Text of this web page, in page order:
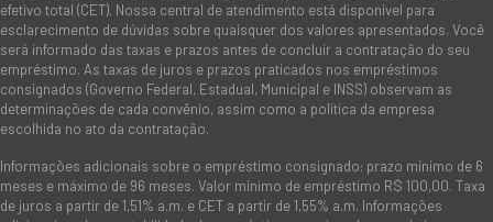
efetivo total (CET). Nossa central de atendimento está disponível para
esclarecimento de dúvidas sobre quaisquer dos valores apresentados. Você
será informado das taxas e prazos antes de concluir a contratação do seu
empréstimo. As taxas de juros e prazos praticados nos empréstimos
consignados (Governo Federal, Estadual, Municipal e INSS) observam as
determinações de cada convênio, assim como a política da empresa
escolhida no ato da contratação.
Informações adicionais sobre o empréstimo consignado: prazo mínimo de 6
meses e máximo de 96 meses. Valor mínimo de empréstimo R$ 100,00. Taxa
de juros a partir de 1,51% a.m. e CET a partir de 1,55% a.m. Informações